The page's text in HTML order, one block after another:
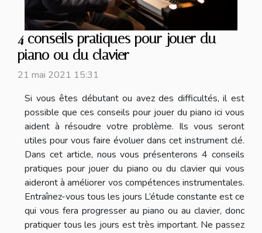
4 conseils pratiques pour jouer du
piano ou du clavier
21 mai 2021 15:31
Si vous êtes débutant ou avez des difficultés, il est
possible que ces conseils pour jouer du piano ici vous
aident à résoudre votre problème. Ils vous seront
utiles pour vous faire évoluer dans cet instrument clé.
Dans cet article, nous vous présenterons 4 conseils
pratiques pour jouer du piano ou du clavier qui vous
aideront à améliorer vos compétences instrumentales.
Entraînez-vous tous les jours L’étude constante est ce
qui vous fera progresser au piano ou au clavier, donc
pratiquer tous les jours est très important. Ne passez